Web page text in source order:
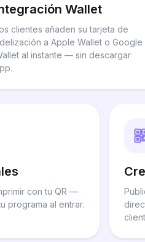
Wallet
clientes añaden su tarjeta de
a Apple Wallet o Google
al instante — sin descargar
con tu QR —
programa al entrar.